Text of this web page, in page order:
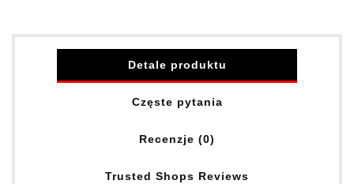
Detale produktu
Częste pytania
Recenzje (0)
Trusted Shops Reviews